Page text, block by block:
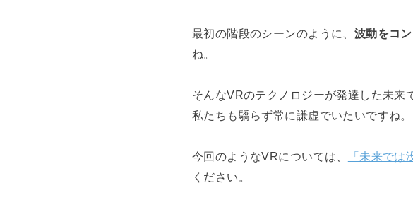
最初の階段のシーンのように、 波動をコ
ね。
そんなVRのテクノロジーが発達した未来
私たちも驕らず常に謙虚でいたいですね。
今回のようなVRについては、 「未来では
ください。